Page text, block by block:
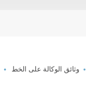
وثائق الوكالة على الخط